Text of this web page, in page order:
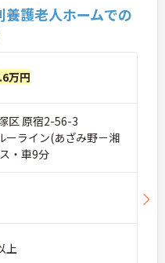
養護老人ホームでの
万円
区 原宿2-56-3
ーライン(あざみ野－湘
・車9分
上